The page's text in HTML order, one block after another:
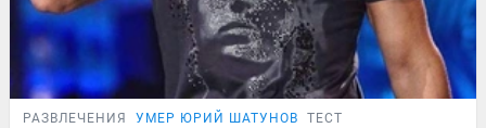
РАЗВЛЕЧЕНИЯ УМЕР ЮРИЙ ШАТУНОВ ТЕСТ